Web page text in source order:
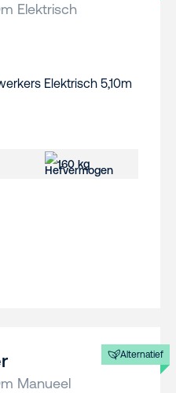
Elektrisch
160 kg
Alternatief
Manueel